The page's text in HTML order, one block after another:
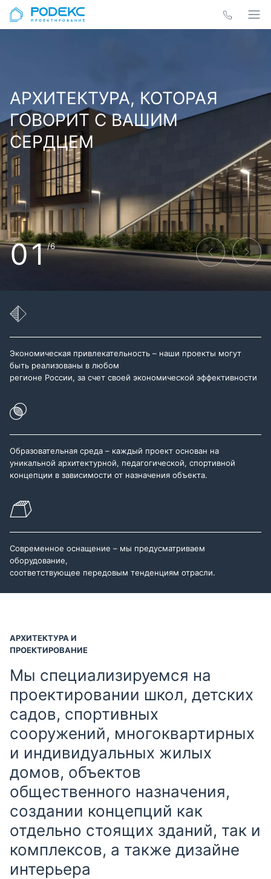
АРХИТЕКТУРА, КОТОРАЯ
ГОВОРИТ С ВАШИМ
СЕРДЦЕМ
01/6
Экономическая привлекательность – наши проекты могут
быть реализованы в любом
регионе России, за счет своей экономической эффективности
Образовательная среда – каждый проект основан на
уникальной архитектурной, педагогической, спортивной
концепции в зависимости от назначения объекта.
Современное оснащение – мы предусматриваем
оборудование,
соответствующее передовым тенденциям отрасли.
АРХИТЕКТУРА И
ПРОЕКТИРОВАНИЕ
Мы специализируемся на
проектировании школ, детских
садов, спортивных
сооружений, многоквартирных
и индивидуальных жилых
домов, объектов
общественного назначения,
создании концепций как
отдельно стоящих зданий, так и
комплексов, а также дизайне
интерьера